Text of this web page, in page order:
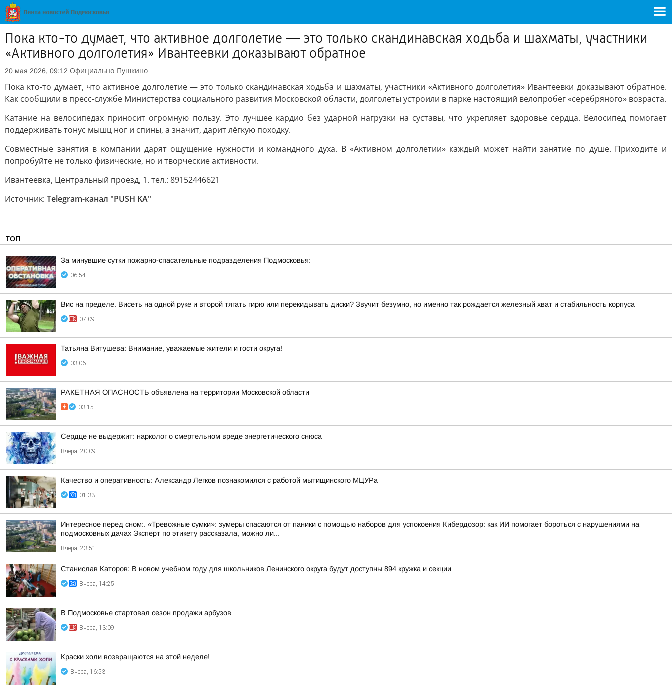
Пока кто-то думает, что активное долголетие — это только скандинавская ходьба и шахматы, участники
«Активного долголетия» Ивантеевки доказывают обратное
20 мая 2026, 09:12 Официально Пушкино
Пока кто-то думает, что активное долголетие — это только скандинавская ходьба и шахматы, участники «Активного долголетия» Ивантеевки доказывают обратное.
Как сообщили в пресс-службе Министерства социального развития Московской области, долголеты устроили в парке настоящий велопробег «серебряного» возраста.
Катание на велосипедах приносит огромную пользу. Это лучшее кардио без ударной нагрузки на суставы, что укрепляет здоровье сердца. Велосипед помогает
поддерживать тонус мышц ног и спины, а значит, дарит лёгкую походку.
Совместные занятия в компании дарят ощущение нужности и командного духа. В «Активном долголетии» каждый может найти занятие по душе. Приходите и
попробуйте не только физические, но и творческие активности.
Ивантеевка, Центральный проезд, 1. тел.: 89152446621
Источник: Telegram-канал "PUSH KA"
ТОП
За минувшие сутки пожарно-спасательные подразделения Подмосковья:
06:54
Вис на пределе. Висеть на одной руке и второй тягать гирю или перекидывать диски? Звучит безумно, но именно так рождается железный хват и стабильность корпуса
07:09
Татьяна Витушева: Внимание, уважаемые жители и гости округа!
03:06
РАКЕТНАЯ ОПАСНОСТЬ объявлена на территории Московской области
03:15
Сердце не выдержит: нарколог о смертельном вреде энергетического снюса
Вчера, 20:09
Качество и оперативность: Александр Легков познакомился с работой мытищинского МЦУРа
01:33
Интересное перед сном:. «Тревожные сумки»: зумеры спасаются от паники с помощью наборов для успокоения Кибердозор: как ИИ помогает бороться с нарушениями на
подмосковных дачах Эксперт по этикету рассказала, можно ли...
Вчера, 23:51
Станислав Каторов: В новом учебном году для школьников Ленинского округа будут доступны 894 кружка и секции
Вчера, 14:25
В Подмосковье стартовал сезон продажи арбузов
Вчера, 13:09
Краски холи возвращаются на этой неделе!
Вчера, 16:53